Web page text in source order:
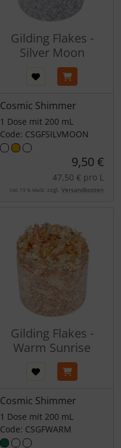
Gilding Flakes -
Silver Moon
Cosmic Shimmer
1 Dose mit 200 mL
Code: CSGFSILVMOON
9,50 €
47,50 € pro L
inkl. 19 % MwSt. zzgl. Versandkosten
Gilding Flakes -
Warm Sunrise
Cosmic Shimmer
1 Dose mit 200 mL
Code: CSGFWARM